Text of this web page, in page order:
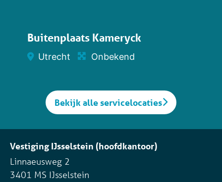
Buitenplaats Kameryck
Utrecht Onbekend
Bekijk alle servicelocaties
Vestiging IJsselstein (hoofdkantoor)
Linnaeusweg 2
3401 MS IJsselstein